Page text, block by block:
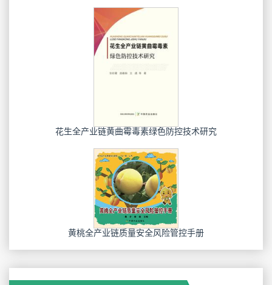
花生全产业链黄曲霉毒素绿色防控技术研究
黄桃全产业链质量安全风险管控手册